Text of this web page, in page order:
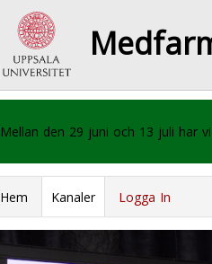
Mellan den 29 juni och 13 juli har
Hem Kanaler Logga In